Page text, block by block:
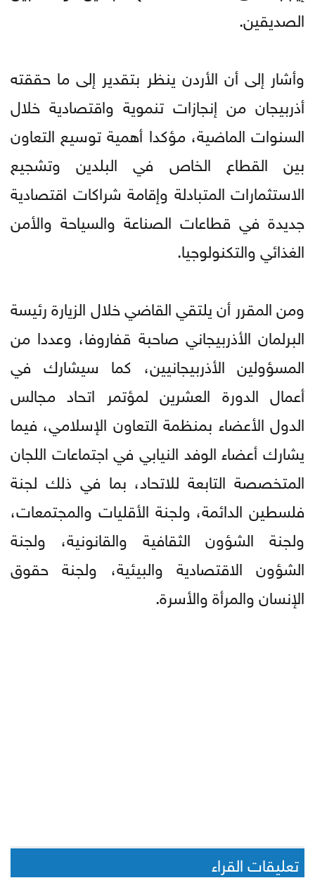
الصديقين.
وأشار إلى أن الأردن ينظر بتقدير إلى ما حققته
أذربيجان من إنجازات تنموية واقتصادية خلال
السنوات الماضية، مؤكدا أهمية توسيع التعاون
بين القطاع الخاص في البلدين وتشجيع
الاستثمارات المتبادلة وإقامة شراكات اقتصادية
جديدة في قطاعات الصناعة والسياحة والأمن
الغذائي والتكنولوجيا.
ومن المقرر أن يلتقي القاضي خلال الزيارة رئيسة
البرلمان الأذربيجاني صاحبة قفاروفا، وعددا من
المسؤولين الأذربيجانيين، كما سيشارك في
أعمال الدورة العشرين لمؤتمر اتحاد مجالس
الدول الأعضاء بمنظمة التعاون الإسلامي، فيما
يشارك أعضاء الوفد النيابي في اجتماعات اللجان
المتخصصة التابعة للاتحاد، بما في ذلك لجنة
فلسطين الدائمة، ولجنة الأقليات والمجتمعات،
ولجنة الشؤون الثقافية والقانونية، ولجنة
الشؤون الاقتصادية والبيئية، ولجنة حقوق
الإنسان والمرأة والأسرة.
تعليقات القراء